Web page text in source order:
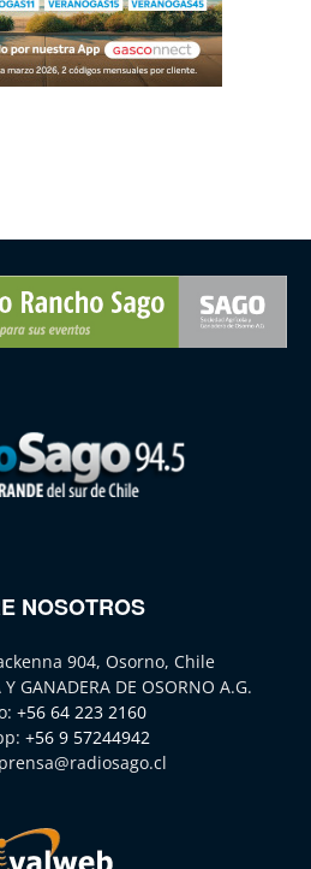
NOSOTROS
904, Osorno, Chile
GANADERA DE OSORNO A.G.
+56 64 223 2160
+56 9 57244942
prensa@radiosago.cl